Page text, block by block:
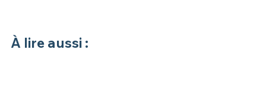
À lire aussi :